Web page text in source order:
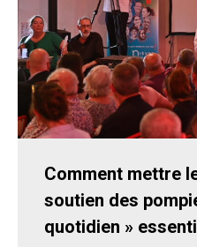
Comment mettre
soutien des
quotidien »